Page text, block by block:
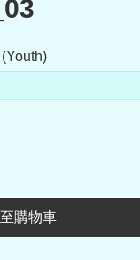
購物車